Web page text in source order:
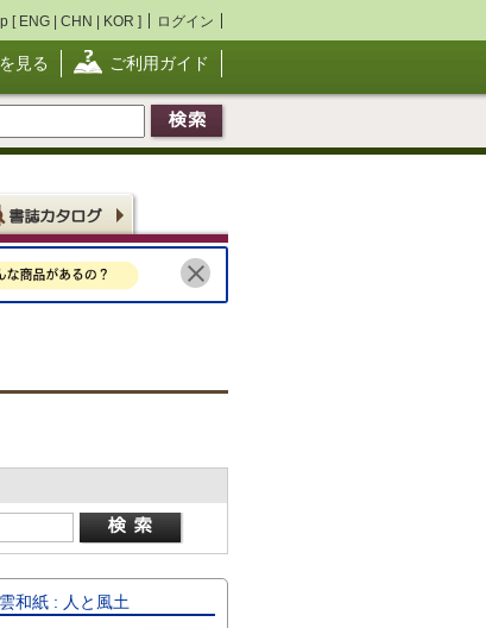
[ ENG | CHN | KOR ] ログイン
見る ご利用ガイド
和紙 : 人と風土